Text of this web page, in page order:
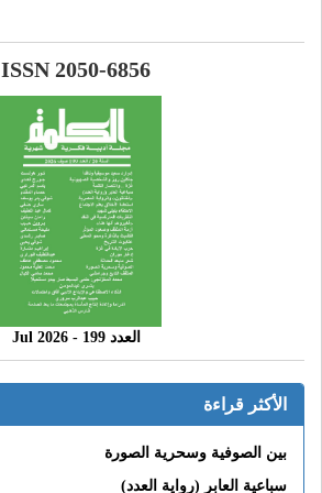
ISSN 2050-6856
العدد 199 - 2026 Jul
الأكثر قراءة
بين الصوفية وسحرية الصورة
سباعية العابر (رواية العدد)